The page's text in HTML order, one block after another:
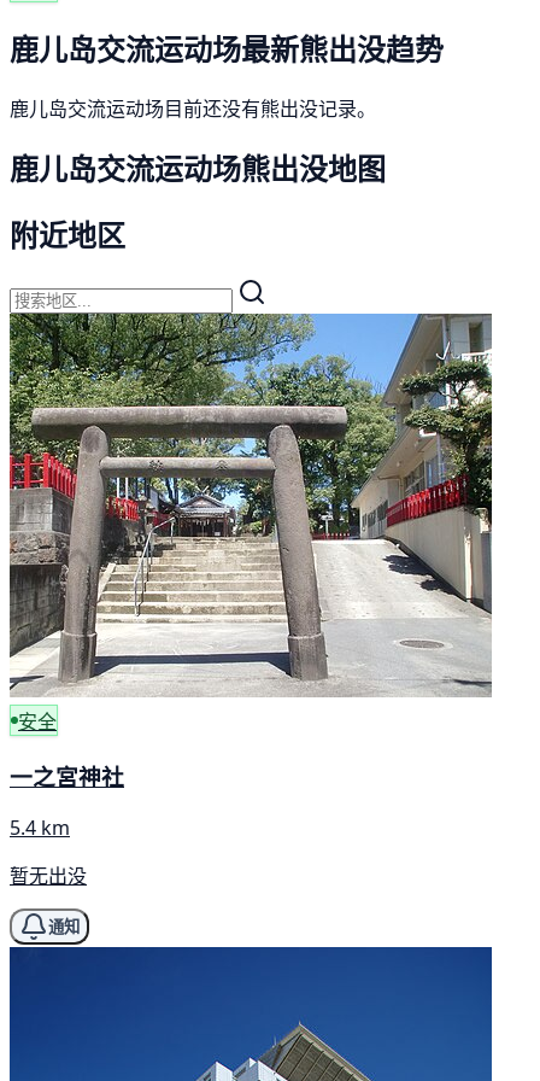
鹿儿岛交流运动场最新熊出没趋势
鹿儿岛交流运动场目前还没有熊出没记录。
鹿儿岛交流运动场熊出没地图
附近地区
安全
一之宮神社
5.4 km
暂无出没
通知